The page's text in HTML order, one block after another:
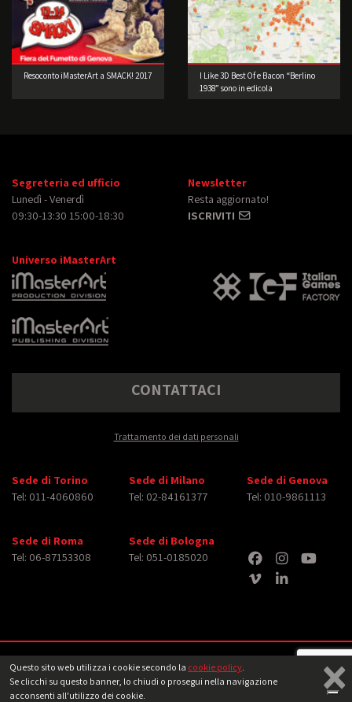
Questo sito web utilizza i cookie secondo la cookie policy.
Se clicchi su questo banner, lo chiudi o prosegui nella navigazione
acconsenti all'utilizzo dei cookie.
×
Resoconto iMasterArt a SMACK! 2017
I Like 3D Best Of e Bacon “Berlino
1938” sono in edicola
Segreteria ed ufficio
Lunedì - Venerdì
09:30-13:30 15:00-18:30
Newsletter
Resta aggiornato!
ISCRIVITI
Universo iMasterArt
CONTATTACI
Trattamento dei dati personali
Sede di Torino
Tel: 011-4060860
Sede di Milano
Tel: 02-84161377
Sede di Genova
Tel: 010-9861113
Sede di Roma
Tel: 06-87153308
Sede di Bologna
Tel: 051-0185020
Copyright © 2026 iMasterArt S.r.l. ‐ All rights reserved. Tutti i diritti relativi ad
immagini e video pubblicati sono dei rispettiviaventi diritto Note legali